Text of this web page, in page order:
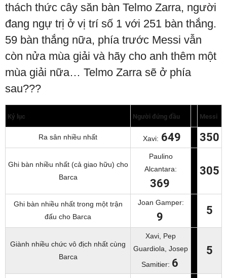
thách thức cây săn bàn Telmo Zarra, người
đang ngự trị ở vị trí số 1 với 251 bàn thắng.
59 bàn thắng nữa, phía trước Messi vẫn
còn nửa mùa giải và hãy cho anh thêm một
mùa giải nữa… Telmo Zarra sẽ ở phía
sau???
Kỷ lục Người đứng đầu Messi
Ra sân nhiều nhất Xavi: 649 350
Ghi bàn nhiều nhất (cả giao hữu) cho
Barca
Paulino
Alcantara:
369
305
Ghi bàn nhiều nhất trong một trận
đấu cho Barca
Joan Gamper:
9
5
Giành nhiều chức vô địch nhất cùng
Barca
Xavi, Pep
Guardiola, Josep
Samitier: 6
5